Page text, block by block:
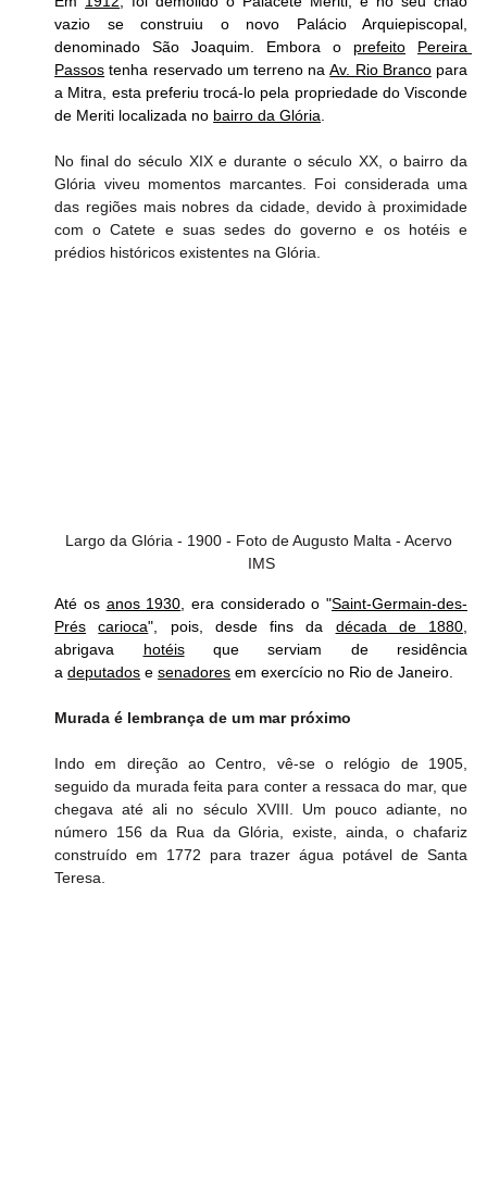
vazio se construiu o novo Palácio Arquiepiscopal,
denominado São Joaquim. Embora o prefeito
Pereira
Passos tenha reservado um terreno na Av. Rio Branco para
a Mitra, esta preferiu trocá-lo pela propriedade do Visconde
de Meriti localizada no bairro da Glória
No final do século XIX e durante o século XX, o bairro da
Glória viveu momentos marcantes. Foi considerada uma
das regiões mais nobres da cidade, devido à proximidade
com o Catete e suas sedes do governo e os hotéis e
prédios históricos existentes na Glória.
Largo da Glória - 1900 - Foto de Augusto Malta - Acervo
IMS
Até os anos 1930, era considerado o "Saint-Germain-des-
Prés
carioca", pois, desde fins da década de 1880,
abrigava hotéis que serviam de residência
a deputados e senadores em exercício no Rio de Janeiro.
Murada é lembrança de um mar próximo
Indo em direção ao Centro, vê-se o relógio de 1905,
seguido da murada feita para conter a ressaca do mar, que
chegava até ali no século XVIII. Um pouco adiante, no
número 156 da Rua da Glória, existe, ainda, o chafariz
construído em 1772 para trazer água potável de Santa
Teresa.